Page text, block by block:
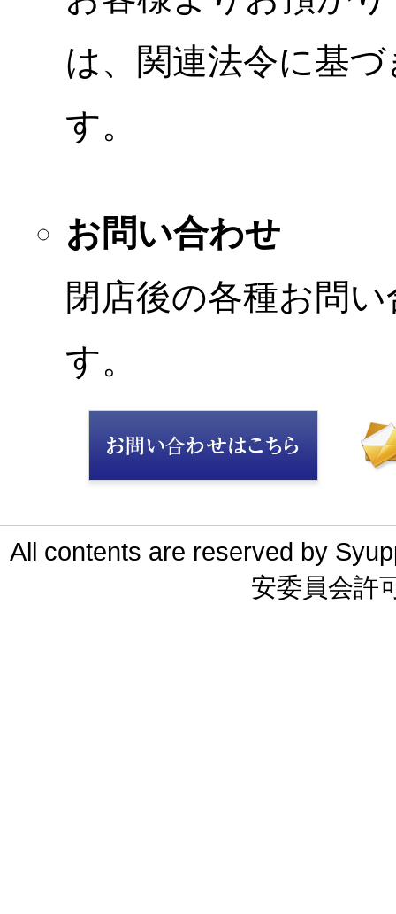
は、関連法令に基
す。
お問い合わせ
閉店後の各種お問
す。
All contents are reserved by
安委員会許